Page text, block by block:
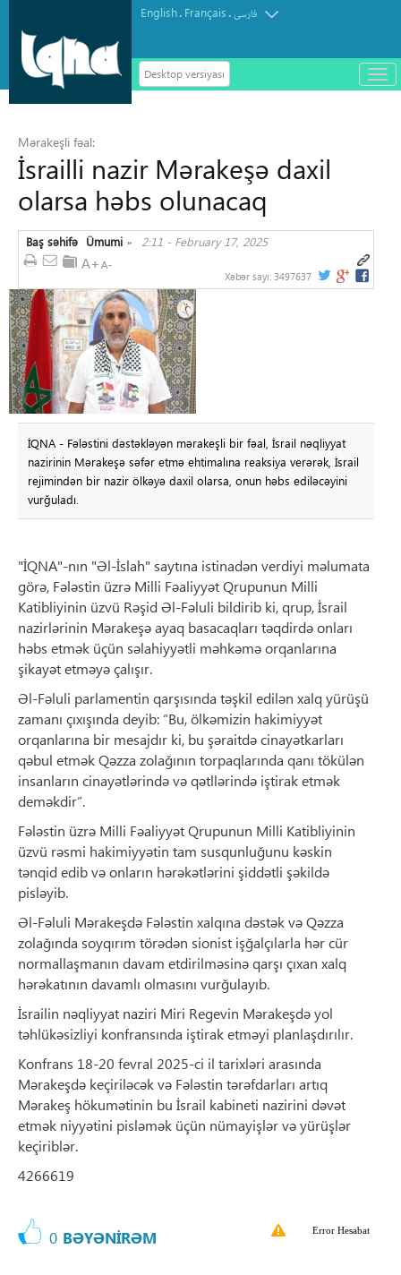
English. Français.فارسی
Desktop versiyası
باز
و
Mərakeşli fəal:
İsrailli nazir Mərakeşə daxil
olarsa həbs olunacaq
Baş səhifə »
Ümumi 2:11 - February 17, 2025
Xəbər sayı: 3497637
İQNA - Fələstini dəstəkləyən mərakeşli bir fəal, İsrail nəqliyyat
nazirinin Mərakeşə səfər etmə ehtimalına reaksiya verərək, İsrail
rejimindən bir nazir ölkəyə daxil olarsa, onun həbs ediləcəyini
vurğuladı.
"İQNA"-nın "Əl-İslah" saytına istinadən verdiyi məlumata
görə, Fələstin üzrə Milli Fəaliyyət Qrupunun Milli
Katibliyinin üzvü Rəşid Əl-Fəluli bildirib ki, qrup, İsrail
nazirlərinin Mərakeşə ayaq basacaqları təqdirdə onları
həbs etmək üçün səlahiyyətli məhkəmə orqanlarına
şikayət etməyə çalışır.
Əl-Fəluli parlamentin qarşısında təşkil edilən xalq yürüşü
zamanı çıxışında deyib: “Bu, ölkəmizin hakimiyyət
orqanlarına bir mesajdır ki, bu şəraitdə cinayətkarları
qəbul etmək Qəzza zolağının torpaqlarında qanı tökülən
insanların cinayətlərində və qətllərində iştirak etmək
deməkdir”.
Fələstin üzrə Milli Fəaliyyət Qrupunun Milli Katibliyinin
üzvü rəsmi hakimiyyətin tam susqunluğunu kəskin
tənqid edib və onların hərəkətlərini şiddətli şəkildə
pisləyib.
Əl-Fəluli Mərakeşdə Fələstin xalqına dəstək və Qəzza
zolağında soyqırım törədən sionist işğalçılarla hər cür
normallaşmanın davam etdirilməsinə qarşı çıxan xalq
hərəkatının davamlı olmasını vurğulayıb.
İsrailin nəqliyyat naziri Miri Regevin Mərakeşdə yol
təhlükəsizliyi konfransında iştirak etməyi planlaşdırılır.
Konfrans 18-20 fevral 2025-ci il tarixləri arasında
Mərakeşdə keçiriləcək və Fələstin tərəfdarları artıq
Mərakeş hökumətinin bu İsrail kabineti nazirini dəvət
etmək niyyətini pisləmək üçün nümayişlər və yürüşlər
keçiriblər.
4266619
0 BƏYƏNİRƏM Error Hesabat